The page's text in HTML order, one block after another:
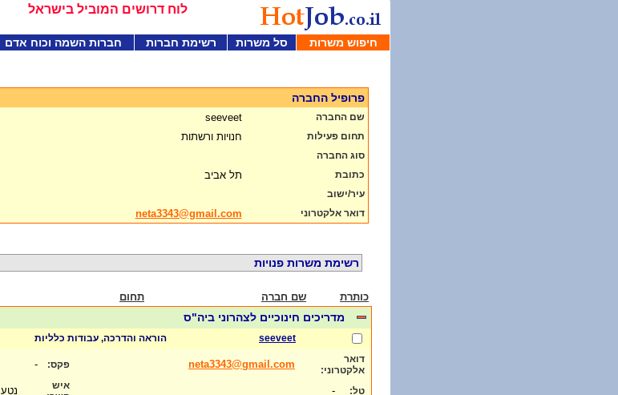
לוח דרושים המוביל בישראל
חיפוש משרות סל משרות רשימת חברות חברות השמה וכוח אדם
פרופיל החברה
שם החברה seeveet
תחום פעילות חנויות ורשתות
סוג החברה
כתובת
תל אביב
עיר/ישוב
דואר אלקטרוני
neta3343@gmail.com
רשימת משרות פנויות
כותרת שם חברה תחום
מדריכים חינוכיים לצהרוני ביה"ס
seeveet הוראה והדרכה, עבודות כלליות
דואר
אלקטרוני:
neta3343@gmail.com פקס: -
טל: -
איש
נטע